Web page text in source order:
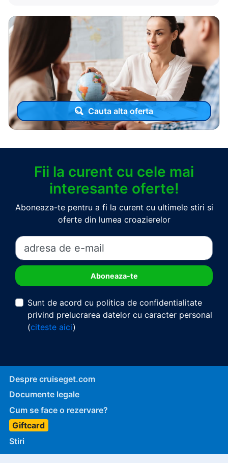
Cauta alta oferta
Fii la curent cu cele mai
interesante oferte!
Aboneaza-te pentru a fi la curent cu ultimele stiri si
oferte din lumea croazierelor
Sunt de acord cu politica de confidentialitate
privind prelucrarea datelor cu caracter personal
(citeste aici)
Despre cruiseget.com
Documente legale
Cum se face o rezervare?
Giftcard
Stiri